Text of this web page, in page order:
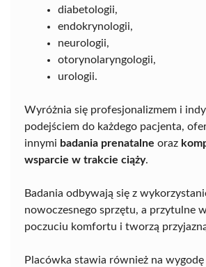
diabetologii,
endokrynologii,
neurologii,
otorynolaryngologii,
urologii.
Wyróżnia się profesjonalizmem i
podejściem do każdego pacjenta,
innymi badania prenatalne oraz
wsparcie w trakcie ciąży.
Badania odbywają się z
nowoczesnego sprzętu, a przytulne
poczuciu komfortu i tworzą
Placówka stawia również na